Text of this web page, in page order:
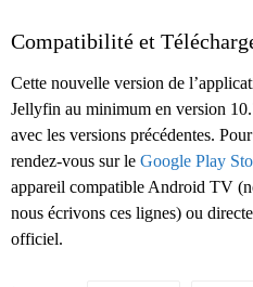
Compatibilité et
Cette nouvelle version de
Jellyfin au minimum en version
avec les versions précédentes.
rendez-vous sur le Google Play
appareil compatible Android TV
nous écrivons ces lignes) ou
officiel.